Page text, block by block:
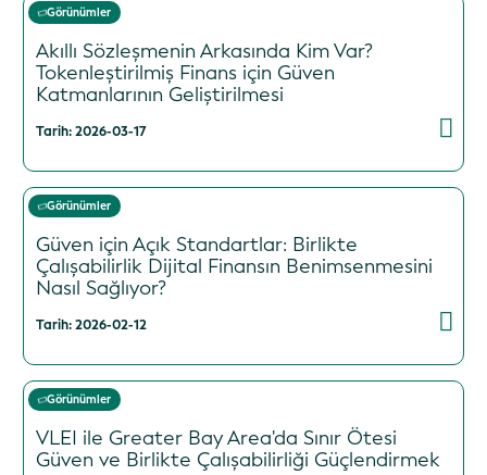
Görünümler
Akıllı Sözleşmenin Arkasında Kim Var?
Tokenleştirilmiş Finans için Güven
Katmanlarının Geliştirilmesi
Tarih: 2026-03-17
Görünümler
Güven için Açık Standartlar: Birlikte
Çalışabilirlik Dijital Finansın Benimsenmesini
Nasıl Sağlıyor?
Tarih: 2026-02-12
Görünümler
VLEI ile Greater Bay Area'da Sınır Ötesi
Güven ve Birlikte Çalışabilirliği Güçlendirmek